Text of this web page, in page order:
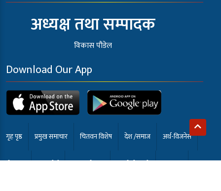
अध्यक्ष तथा सम्पादक
विकास पौडेल
Download Our App
गृह पृष्ठ प्रमुख समाचार चितवन विशेष देश /समाज अर्थ-विजनेस
खेलकुद अन्तर्वार्ता कला मनोरंजन समाबेसी टि.भी English